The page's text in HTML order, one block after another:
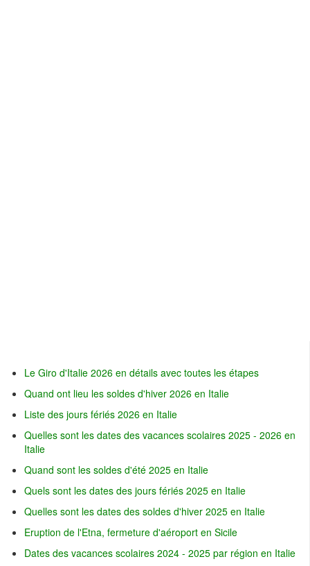
Le Giro d'Italie 2026 en détails avec toutes les étapes
Quand ont lieu les soldes d'hiver 2026 en Italie
Liste des jours fériés 2026 en Italie
Quelles sont les dates des vacances scolaires 2025 - 2026 en
Italie
Quand sont les soldes d'été 2025 en Italie
Quels sont les dates des jours fériés 2025 en Italie
Quelles sont les dates des soldes d'hiver 2025 en Italie
Eruption de l'Etna, fermeture d'aéroport en Sicile
Dates des vacances scolaires 2024 - 2025 par région en Italie